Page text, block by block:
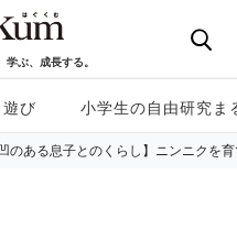
ぶ、成長する。
遊び 小学生の自由研究ま
凹のある息子とのくらし】ニンニクを